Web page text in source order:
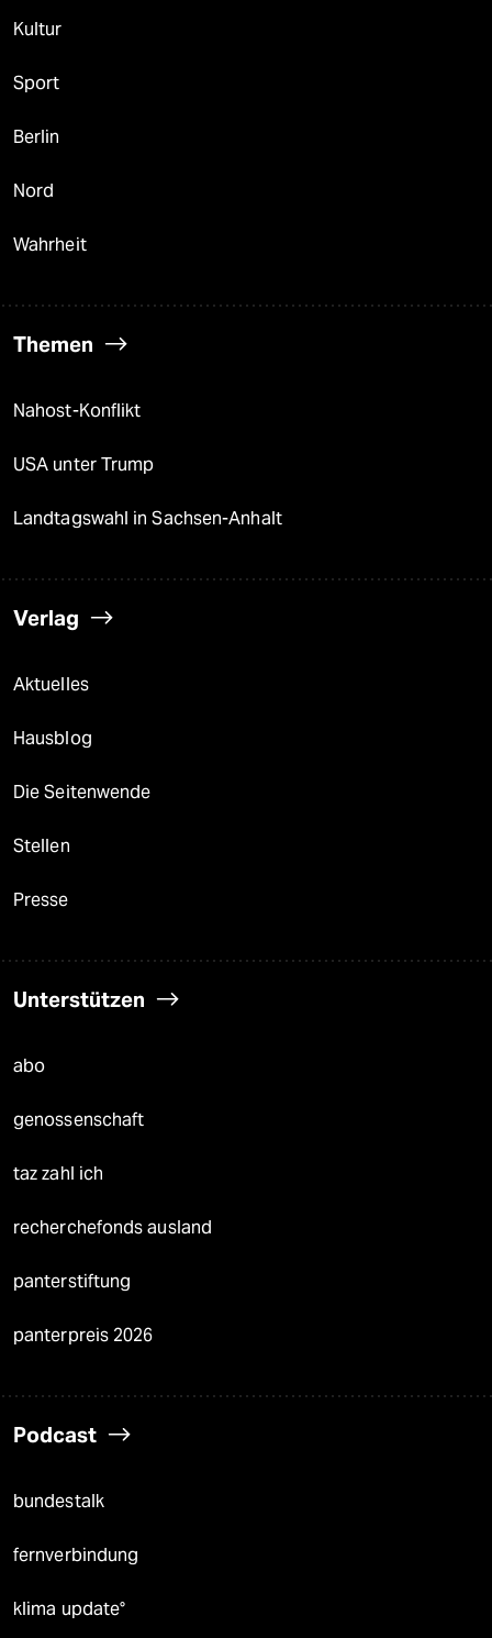
Kultur
Sport
Berlin
Nord
Wahrheit
Themen
Nahost-Konflikt
USA unter Trump
Landtagswahl in Sachsen-Anhalt
Verlag
Aktuelles
Hausblog
Die Seitenwende
Stellen
Presse
Unterstützen
abo
genossenschaft
taz zahl ich
recherchefonds ausland
panterstiftung
panterpreis 2026
Podcast
bundestalk
fernverbindung
klima update°